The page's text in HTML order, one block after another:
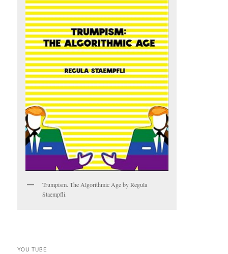
Trumpism. The Algorithmic Age by Regula
Staempfli.
YOU TUBE